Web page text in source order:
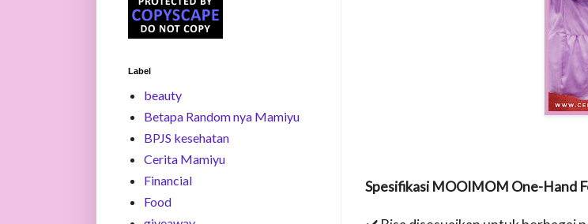
Spesifikasi MOOIMOM One-Hand
Label
beauty
Betapa Random nya Mamiyu
BPJS kesehatan
Cerita Mamiyu
Financial
Food